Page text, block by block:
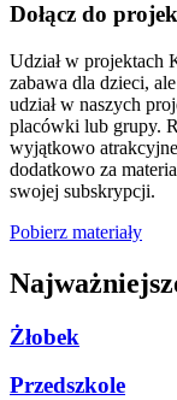
Dołącz do
Udział w projektach
zabawa dla dzieci,
udział w naszych
placówki lub grupy.
wyjątkowo
dodatkowo za
swojej subskrypcji.
Pobierz materiały
Żłobek
Przedszkole